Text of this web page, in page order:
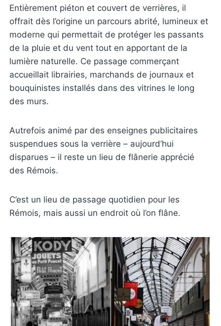
Entièrement piéton et couvert de verrières, il
offrait dès l’origine un parcours abrité, lumineux et
moderne qui permettait de protéger les passants
de la pluie et du vent tout en apportant de la
lumière naturelle. Ce passage commerçant
accueillait librairies, marchands de journaux et
bouquinistes installés dans des vitrines le long
des murs.
Autrefois animé par des enseignes publicitaires
suspendues sous la verrière – aujourd’hui
disparues – il reste un lieu de flânerie apprécié
des Rémois.
C’est un lieu de passage quotidien pour les
Rémois, mais aussi un endroit où l’on flâne.